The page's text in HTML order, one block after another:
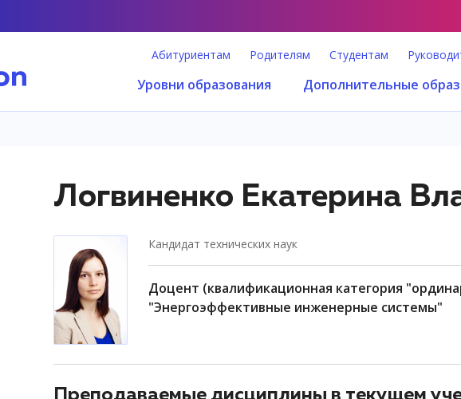
Абитуриентам Родителям Студентам
Уровни образования Дополнительные
Логвиненко Екатерина
кандидат технических наук
доцент (квалификационная категория "ординарный доцент"), образовательный центр
"Энергоэффективные инженерные системы"
Преподаваемые дисциплины в текущем